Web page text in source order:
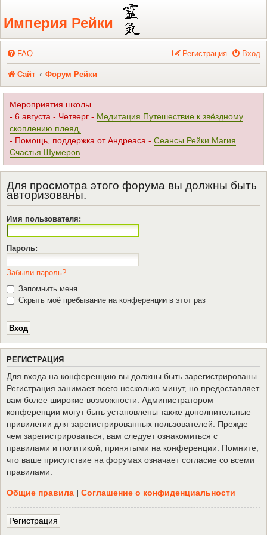
Регистрация
Империя Рейки
FAQ Вход
Регистрация
Сайт Форум Рейки
Мероприятия школы
- 6 августа - Четверг - Медитация Путешествие к звёздному
скоплению плеяд,
- Помощь, поддержка от Андреаса - Сеансы Рейки Магия
Счастья Шумеров
Для просмотра этого форума вы должны быть
авторизованы.
Имя пользователя:
Пароль:
Забыли пароль?
Запомнить меня
Скрыть моё пребывание на конференции в этот раз
РЕГИСТРАЦИЯ
Для входа на конференцию вы должны быть зарегистрированы.
Регистрация занимает всего несколько минут, но предоставляет
вам более широкие возможности. Администратором
конференции могут быть установлены также дополнительные
привилегии для зарегистрированных пользователей. Прежде
чем зарегистрироваться, вам следует ознакомиться с
правилами и политикой, принятыми на конференции. Помните,
что ваше присутствие на форумах означает согласие со всеми
правилами.
Общие правила | Соглашение о конфиденциальности
Регистрация